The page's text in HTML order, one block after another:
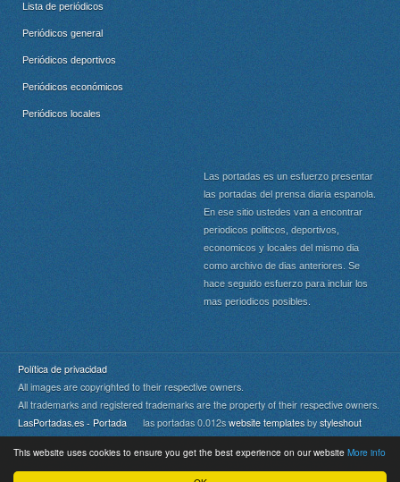
This website uses cookies to ensure you get the best experience on our website More info
Lista de periódicos
Periódicos general
Periódicos deportivos
Periódicos económicos
Periódicos locales
Las portadas es un esfuerzo presentar
las portadas del prensa diaria espanola.
En ese sitio ustedes van a encontrar
periodicos politicos, deportivos,
economicos y locales del mismo dia
como archivo de dias anteriores. Se
hace seguido esfuerzo para incluir los
mas periodicos posibles.
Política de privacidad
All images are copyrighted to their respective owners.
All trademarks and registered trademarks are the property of their respective owners.
LasPortadas.es - Portada las portadas 0.012s website templates by styleshout